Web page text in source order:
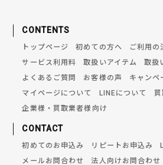
CONTENTS
トップページ 初めての方へ ご利用の
サービス利用料
取扱いアイテム
取扱
よくあるご質問
お客様の声
キャンペ
マイページについて
LINEについて
企業様・買取業者様向け
CONTACT
初めてのお申込み リピートお申込み
メールお問合わせ
法人向けお問合わせ